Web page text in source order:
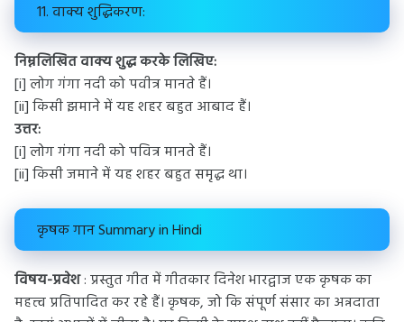
11. वाक्य शुद्धिकरण:
निम्नलिखित वाक्य शुद्ध करके लिखिए:
[i] लोग गंगा नदी को पवीत्र मानते हैं।
[ii] किसी झमाने में यह शहर बहुत आबाद हैं।
उत्तर:
[i] लोग गंगा नदी को पवित्र मानते हैं।
[ii] किसी जमाने में यह शहर बहुत समृद्ध था।
कृषक गान Summary in Hindi
विषय-प्रवेश: प्रस्तुत गीत में गीतकार दिनेश भारद्वाज एक कृषक का
महत्त्व प्रतिपादित कर रहे हैं। कृषक, जो कि संपूर्ण संसार का अन्नदाता